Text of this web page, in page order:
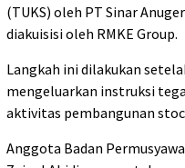
(TUKS) oleh PT Sinar
diakuisisi oleh RMKE Group.
Langkah ini dilakukan
mengeluarkan instruksi
aktivitas pembangunan
Anggota Badan